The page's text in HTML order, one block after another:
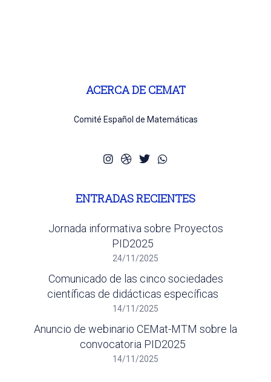
ACERCA DE CEMAT
Comité Español de Matemáticas
ENTRADAS RECIENTES
Jornada informativa sobre Proyectos
PID2025
24/11/2025
Comunicado de las cinco sociedades
científicas de didácticas específicas
14/11/2025
Anuncio de webinario CEMat-MTM sobre la
convocatoria PID2025
14/11/2025